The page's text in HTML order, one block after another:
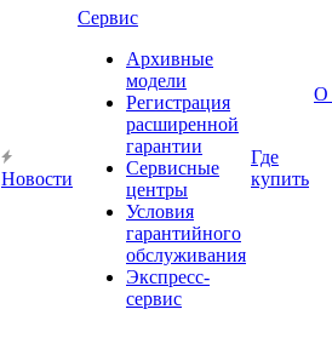
Новости
Сервис
Архивные
модели
Регистрация
расширенной
гарантии
Сервисные
центры
Условия
гарантийного
обслуживания
Экспресс-
сервис
Где
купить
О